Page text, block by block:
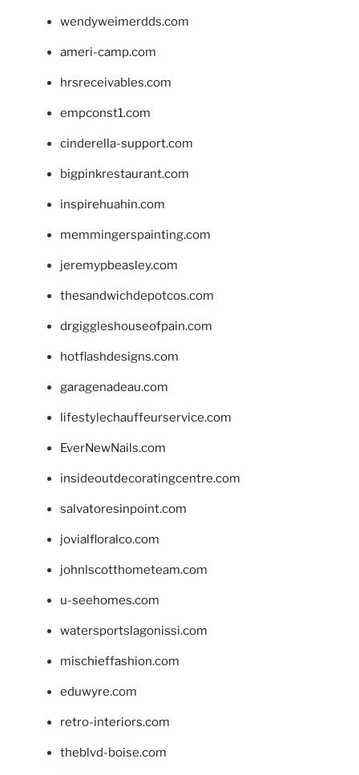
wendyweimerdds.com
ameri-camp.com
hrsreceivables.com
empconst1.com
cinderella-support.com
bigpinkrestaurant.com
inspirehuahin.com
memmingerspainting.com
jeremypbeasley.com
thesandwichdepotcos.com
drgiggleshouseofpain.com
hotflashdesigns.com
garagenadeau.com
lifestylechauffeurservice.com
EverNewNails.com
insideoutdecoratingcentre.com
salvatoresinpoint.com
jovialfloralco.com
johnlscotthometeam.com
u-seehomes.com
watersportslagonissi.com
mischieffashion.com
eduwyre.com
retro-interiors.com
theblvd-boise.com